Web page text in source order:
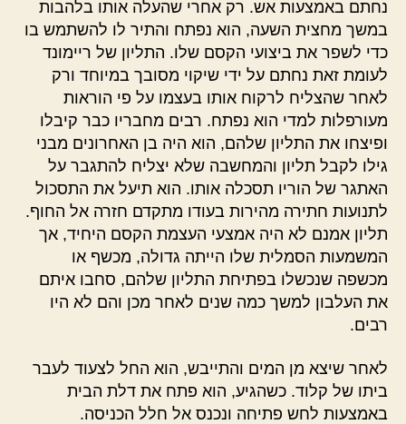
נחתם באמצעות אש. רק אחרי שהעלה אותו בלהבות
במשך מחצית השעה, הוא נפתח והתיר לו להשתמש בו
כדי לשפר את ביצועי הקסם שלו. התליון של ריימונד
לעומת זאת נחתם על ידי שיקוי מסובך במיוחד ורק
לאחר שהצליח לרקוח אותו בעצמו על פי הוראות
מעורפלות למדי הוא נפתח. רבים מחבריו כבר קיבלו
ופיצחו את התליון שלהם, הוא היה בן האחרונים מבני
גילו לקבל תליון והמחשבה שלא יצליח להתגבר על
האתגר של הוריו תסכלה אותו. הוא תיעל את התסכול
לתנועות חתירה מהירות בעודו מתקדם חזרה אל החוף.
תליון אמנם לא היה אמצעי העצמת הקסם היחיד, אך
המשמעות הסמלית שלו הייתה גדולה, מכשף או
מכשפה שנכשלו בפתיחת התליון שלהם, סחבו איתם
את העלבון למשך כמה שנים לאחר מכן והם לא היו
רבים.
לאחר שיצא מן המים והתייבש, הוא החל לצעוד לעבר
ביתו של קלוד. כשהגיע, הוא פתח את דלת הבית
באמצעות לחש פתיחה ונכנס אל חלל הכניסה.